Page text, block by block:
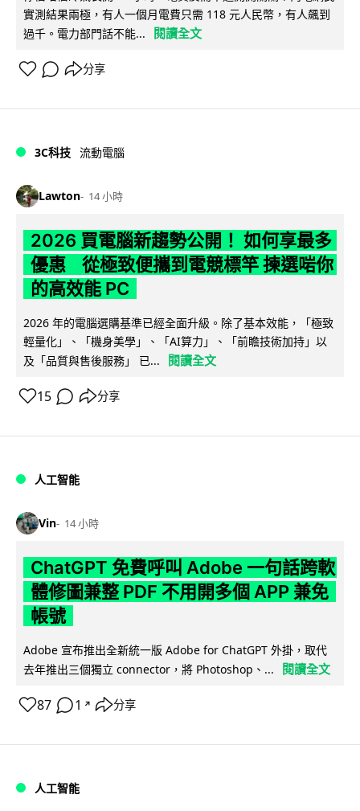
實測結果兩極，有人一個月電費只需 118 元人民幣，有人飆到
過千。電力部門話不能...
閱讀全文
分享
3C科技 流動電腦
Lawton 14 小時
2026 買電腦新趨勢公開！ 如何享最多
優惠 從極致便攜到電競標竿 揀選啱你
的高效能 PC
2026 年的電腦選購基準已經全面升級。除了基本效能，「極致
輕量化」、「機身美學」、「AI算力」、「前瞻技術加持」以
及「品質與售後服務」 已...
閱讀全文
15 分享
人工智能
Vin 14 小時
ChatGPT 免費呼叫 Adobe 一句話跨軟
體修圖兼整 PDF 不用開多個 APP 兼免
帳號
Adobe 宣布推出全新統一版 Adobe for ChatGPT 外掛，取代
去年推出三個獨立 connector，將 Photoshop、...
閱讀全文
87 1 ↗ 分享
人工智能